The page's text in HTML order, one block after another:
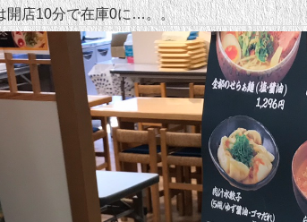
開店10分で在庫0に…。。